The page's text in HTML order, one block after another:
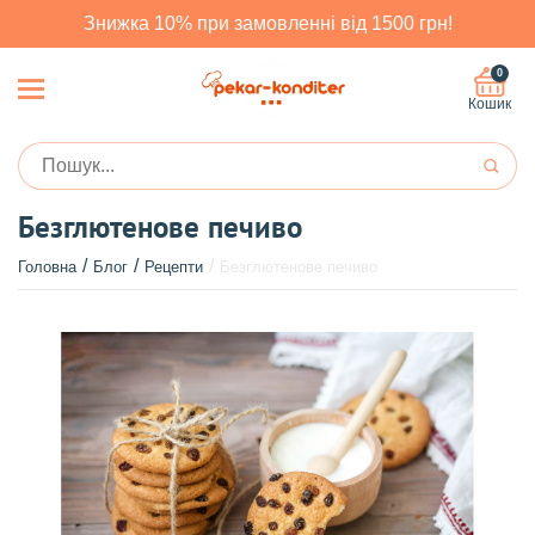
Знижка 10% при замовленні від 1500 грн!
0
Кошик
Безглютенове печиво
Головна Блог Рецепти